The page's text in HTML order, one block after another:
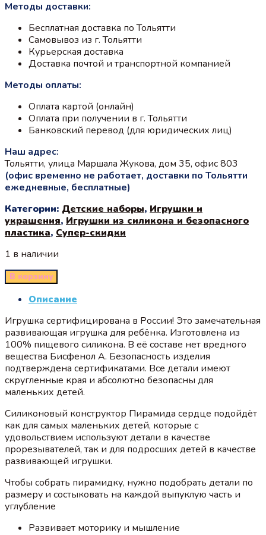
составляла
750 ₽.
Методы доставки:
Бесплатная доставка по Тольятти
Самовывоз из г. Тольятти
Курьерская доставка
Доставка почтой и транспортной компанией
Методы оплаты:
Оплата картой (онлайн)
Оплата при получении в г. Тольятти
Банковский перевод (для юридических лиц)
Наш адрес:
Тольятти, улица Маршала Жукова, дом 35, офис 803
(офис временно не работает, доставки по Тольятти
ежедневные, бесплатные)
Категории: Детские наборы, Игрушки и
украшения, Игрушки из силикона и безопасного
пластика, Супер-скидки
1 в наличии
В корзину
Описание
Игрушка сертифицирована в России! Это замечательная
развивающая игрушка для ребёнка. Изготовлена из
100% пищевого силикона. В её составе нет вредного
вещества Бисфенол А. Безопасность изделия
подтверждена сертификатами. Все детали имеют
скругленные края и абсолютно безопасны для
маленьких детей.
Силиконовый конструктор Пирамида сердце подойдёт
как для самых маленьких детей, которые с
удовольствием используют детали в качестве
прорезывателей, так и для подросших детей в качестве
развивающей игрушки.
Чтобы собрать пирамидку, нужно подобрать детали по
размеру и состыковать на каждой выпуклую часть и
углубление
Развивает моторику и мышление